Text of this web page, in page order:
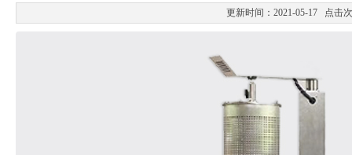
更新时间：2021-05-17 点击